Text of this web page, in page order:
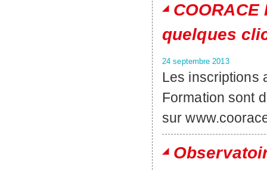
quelques
24 septembre 2013
Les inscriptions
Formation sont
sur